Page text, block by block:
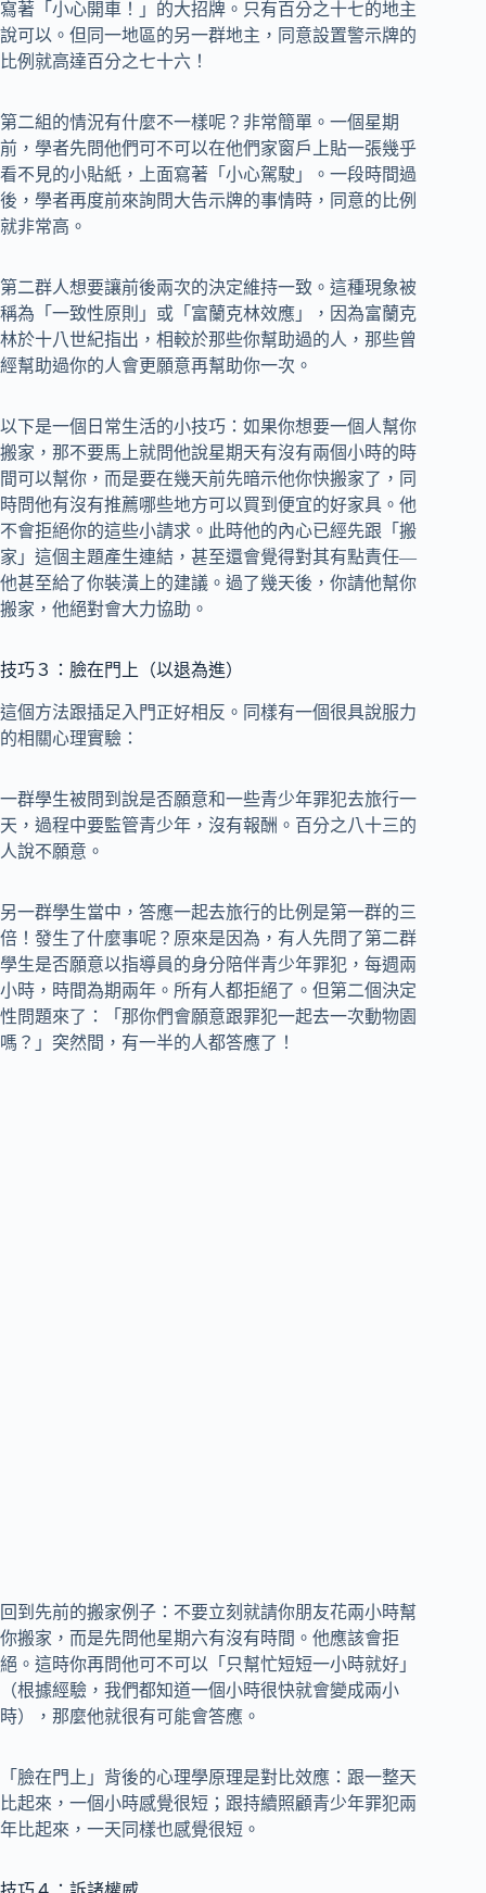
寫著「小心開車！」的大招牌。只有百分之十七的地主
說可以。但同一地區的另一群地主，同意設置警示牌的
比例就高達百分之七十六！
第二組的情況有什麼不一樣呢？非常簡單。一個星期
前，學者先問他們可不可以在他們家窗戶上貼一張幾乎
看不見的小貼紙，上面寫著「小心駕駛」。一段時間過
後，學者再度前來詢問大告示牌的事情時，同意的比例
就非常高。
第二群人想要讓前後兩次的決定維持一致。這種現象被
稱為「一致性原則」或「富蘭克林效應」，因為富蘭克
林於十八世紀指出，相較於那些你幫助過的人，那些曾
經幫助過你的人會更願意再幫助你一次。
以下是一個日常生活的小技巧：如果你想要一個人幫你
搬家，那不要馬上就問他說星期天有沒有兩個小時的時
間可以幫你，而是要在幾天前先暗示他你快搬家了，同
時問他有沒有推薦哪些地方可以買到便宜的好家具。他
不會拒絕你的這些小請求。此時他的內心已經先跟「搬
家」這個主題產生連結，甚至還會覺得對其有點責任—
他甚至給了你裝潢上的建議。過了幾天後，你請他幫你
搬家，他絕對會大力協助。
技巧３：臉在門上（以退為進）
這個方法跟插足入門正好相反。同樣有一個很具說服力
的相關心理實驗：
一群學生被問到說是否願意和一些青少年罪犯去旅行一
天，過程中要監管青少年，沒有報酬。百分之八十三的
人說不願意。
另一群學生當中，答應一起去旅行的比例是第一群的三
倍！發生了什麼事呢？原來是因為，有人先問了第二群
學生是否願意以指導員的身分陪伴青少年罪犯，每週兩
小時，時間為期兩年。所有人都拒絕了。但第二個決定
性問題來了：「那你們會願意跟罪犯一起去一次動物園
嗎？」突然間，有一半的人都答應了！
回到先前的搬家例子：不要立刻就請你朋友花兩小時幫
你搬家，而是先問他星期六有沒有時間。他應該會拒
絕。這時你再問他可不可以「只幫忙短短一小時就好」
（根據經驗，我們都知道一個小時很快就會變成兩小
時），那麼他就很有可能會答應。
「臉在門上」背後的心理學原理是對比效應：跟一整天
比起來，一個小時感覺很短；跟持續照顧青少年罪犯兩
年比起來，一天同樣也感覺很短。